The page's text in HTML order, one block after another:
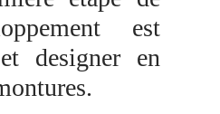
est
designer en